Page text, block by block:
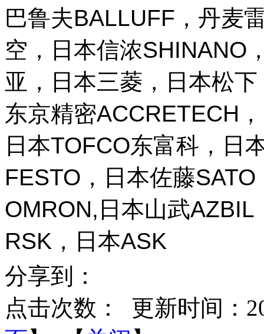
巴鲁夫BALLUFF，丹麦
空，日本信浓SHINANO
亚，日本三菱，日本松
东京精密ACCRETECH
日本TOFCO东富科，日
FESTO，日本佐藤
OMRON,日本山武
RSK，日本ASK
分享到：
点击次数：
更新时间：